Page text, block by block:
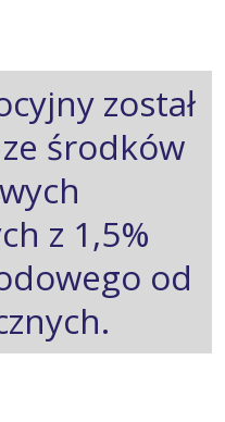
został
środków
z 1,5%
od